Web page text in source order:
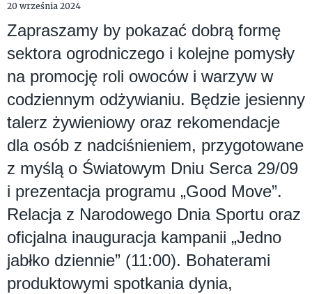
20 września 2024
Zapraszamy by pokazać dobrą formę
sektora ogrodniczego i kolejne pomysły
na promocję roli owoców i warzyw w
codziennym odżywianiu. Będzie jesienny
talerz żywieniowy oraz rekomendacje
dla osób z nadciśnieniem, przygotowane
z myślą o Światowym Dniu Serca 29/09
i prezentacja programu „Good Move”.
Relacja z Narodowego Dnia Sportu oraz
oficjalna inauguracja kampanii „Jedno
jabłko dziennie” (11:00). Bohaterami
produktowymi spotkania dynia,